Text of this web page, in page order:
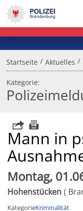
Startseite / Aktuelles /
Kategorie:
Mann in
Montag,
Hohenstücken
KategorieKriminalität